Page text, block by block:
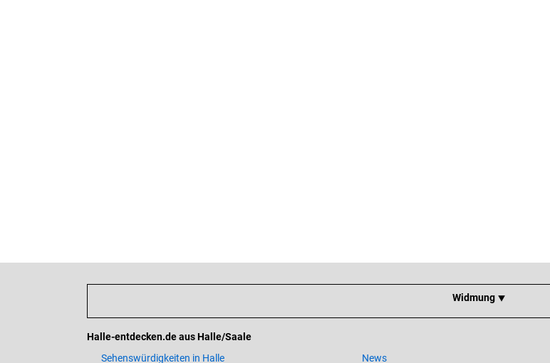
Widmung ⯆
Halle-entdecken.de aus Halle/Saale
Sehenswürdigkeiten in Halle
News